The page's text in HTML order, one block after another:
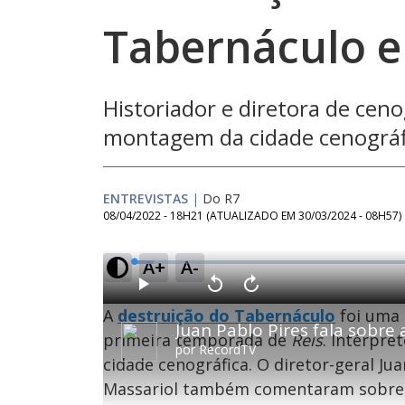
Tabernáculo
Historiador e diretora de
montagem da cidade
ENTREVISTAS | Do R7
08/04/2022 - 18H21 (ATUALIZADO EM 30/03/2024 - 08H57)
A+ A-
por RecordTV
P
l
a
y
V
o
l
t
a
r
1
0
s
e
g
u
A
v
a
n
ç
a
r
1
0
e
g
L
o
a
d
e
d
:
3
.
3
%
A destruição do Tabernáculo foi uma
primeira temporada de Reis.
cidade cenográfica. O diretor-geral
Massariol também comentaram